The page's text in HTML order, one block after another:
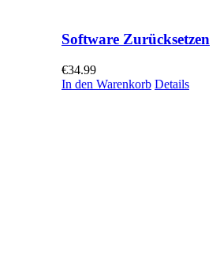
Software Zurücksetzen
€34.99
In den Warenkorb Details